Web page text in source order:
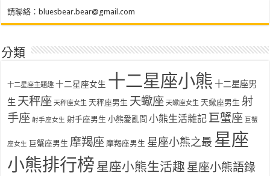
請聯絡： bluesbear.bear@gmail.com
分類
十二星座主題趣 十二星座女生 十二星座小熊 十二星座男
生 天秤座 天秤座女生 天秤座男生 天蠍座 天蠍座女生 天蠍座男生 射
手座 射手座女生 射手座男生 小熊愛亂問 小熊生活雜記 巨蟹座 巨蟹
座女生 巨蟹座男生 摩羯座 摩羯座男生 星座小熊之最 星座
小熊排行榜 星座小熊生活趣 星座小熊語錄